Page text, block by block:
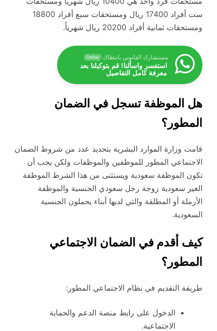
ست أفراد 17400 ريال ومستحقات سبع أفراد 18800
ومستحقات ثمانية أفراد 20200 ريال شهرياً.
مستشارك القانوني بانتظاك Online
استفسر واسألنا! قم بتوكيلنا بعد
معرفة كامل التفاصيل
هل الموظفة تسجل في الضمان
المطور؟
قامت وزارة الموارد البشرية بتحديد عدد من شروط الضمان
الاجتماعي المطور للموظفين والموظفات ولكن يجب أن
تكون الموظفة سعودية ويستثنى من هذا الشرط الموظفة
الغير سعودية زوجة رجل سعودي الجنسية والموظفة
الأرملة أو المطلقة والتي لديها أبناء يحملون الجنسية
السعودية.
كيف أقدم في الضمان الاجتماعي
المطور؟
طريقة التقديم في نظام الاجتماعي المطور:
الدخول على رابط منصة الدعم والحماية
الاجتماعية.